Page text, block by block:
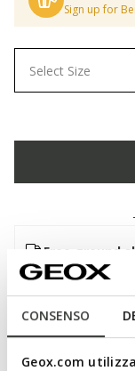
CONSENSO
Geox.com
Sign up for
Select Size
Free ground
Quick and
Women's long